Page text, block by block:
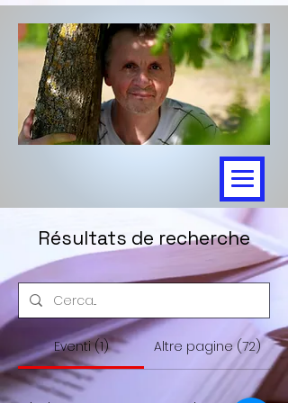
Résultats de recherche
Eventi (1) Altre pagine (72)